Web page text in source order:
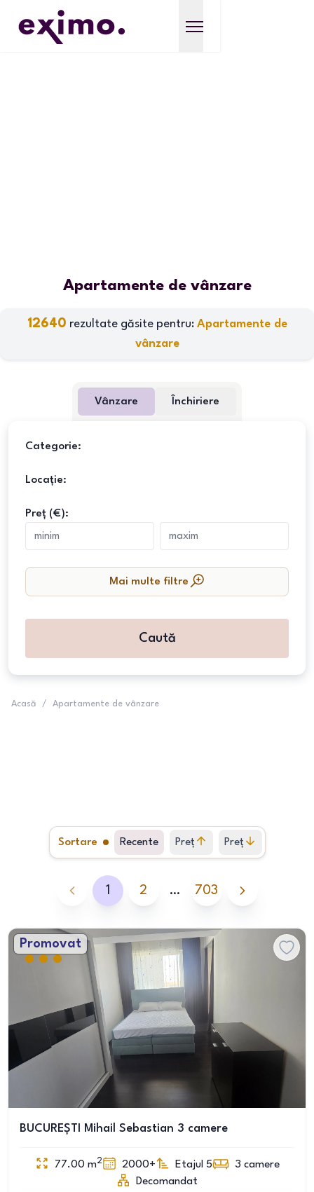
Apartamente de vânzare
12640 rezultate găsite pentru: Apartamente de
vânzare
Vânzare Închiriere
Categorie:
Locație:
Preț (€):
Mai multe filtre
Caută
Acasă / Apartamente de vânzare
Sortare Recente Preț
crescător
Preț
descrescător
1 2 … 703
Promovat
BUCUREȘTI Mihail Sebastian 3 camere
77.00 m2 2000+ Etajul 5 3 camere
Decomandat